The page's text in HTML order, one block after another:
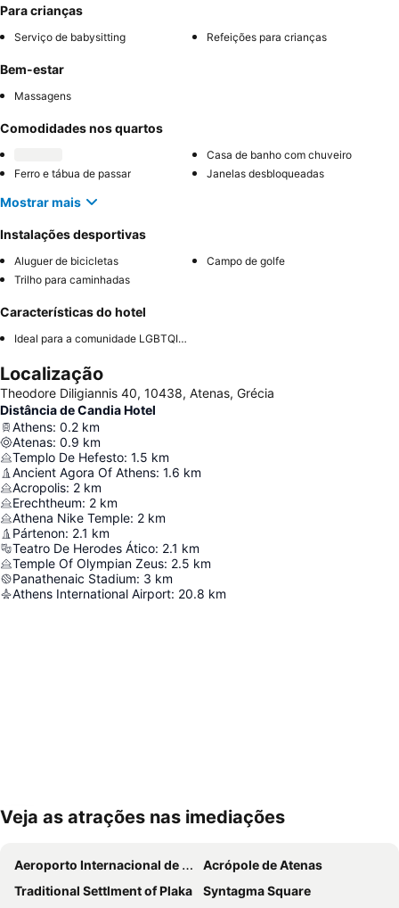
Para crianças
Serviço de babysitting Refeições para crianças
Bem-estar
Massagens
Comodidades nos quartos
Casa de banho com chuveiro
Ferro e tábua de passar
Janelas desbloqueadas
Mostrar mais
Instalações desportivas
Aluguer de bicicletas
Campo de golfe
Trilho para caminhadas
Características do hotel
Ideal para a comunidade LGBTQIA+
Localização
Theodore Diligiannis 40, 10438, Atenas, Grécia
Distância de Candia Hotel
Athens: 0.2 km
Atenas: 0.9 km
Templo De Hefesto: 1.5 km
Ancient Agora Of Athens: 1.6 km
Acropolis: 2 km
Erechtheum: 2 km
Athena Nike Temple: 2 km
Pártenon: 2.1 km
Teatro De Herodes Ático: 2.1 km
Temple Of Olympian Zeus: 2.5 km
Panathenaic Stadium: 3 km
Athens International Airport: 20.8 km
Ampliar mapa
Veja as atrações nas imediações
Aeroporto Internacional de Atenas
Acrópole de Atenas
Traditional Settlment of Plaka
Syntagma Square